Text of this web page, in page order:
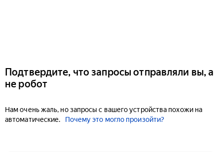
Подтвердите, что запросы отправляли вы, а
не робот
Нам очень жаль, но запросы с вашего устройства похожи на
автоматические.
Почему это могло произойти?